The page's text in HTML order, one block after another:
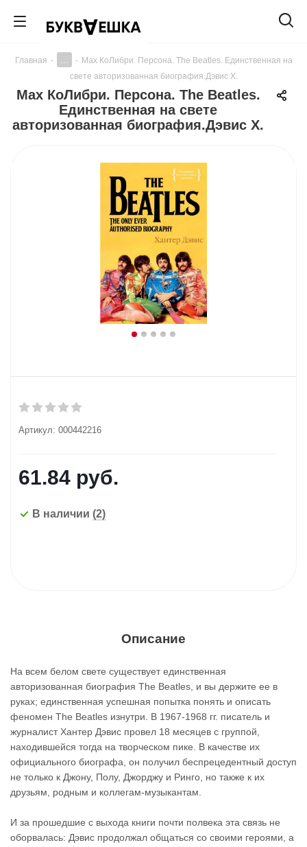
Главная - - Мах КоЛибри. Персона. The Beatles. Единственная на
свете авторизованная биография.Дэвис Х.
Мах КоЛибри. Персона. The Beatles.
Единственная на свете
авторизованная биография.Дэвис Х.
Артикул: 000442216
61.84 руб.
В наличии (2)
Описание
На всем белом свете существует единственная
авторизованная биография The Beatles, и вы держите ее в
руках; единственная успешная попытка понять и описать
феномен The Beatles изнутри. В 1967-1968 гг. писатель и
журналист Хантер Дэвис провел 18 месяцев с группой,
находившейся тогда на творческом пике. В качестве их
официального биографа, он получил беспрецедентный доступ
не только к Джону, Полу, Джорджу и Ринго, но также к их
друзьям, родным и коллегам-музыкантам.
И за прошедшие с выхода книги почти полвека эта связь не
оборвалась: Дэвис продолжал общаться со своими героями, а